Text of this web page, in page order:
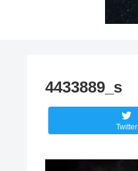
4433889_s
Twitter